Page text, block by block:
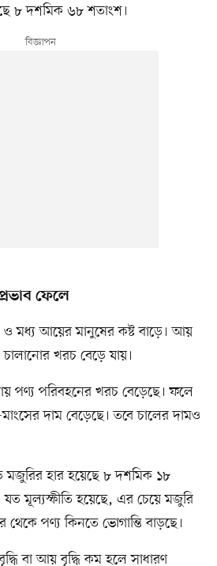
৮ দশমিক ৬৮ শতাংশ।
ফেলে
ও মধ্য আয়ের মানুষের কষ্ট বাড়ে। আয়
খরচ বেড়ে যায়।
পণ্য পরিবহনের খরচ বেড়েছে। ফলে
দাম বেড়েছে। তবে চালের দামও
হার হয়েছে ৮ দশমিক ১৮
মূল্যস্ফীতি হয়েছে, এর চেয়ে মজুরি
পণ্য কিনতে ভোগান্তি বাড়ছে।
বা আয় বৃদ্ধি কম হলে সাধারণ